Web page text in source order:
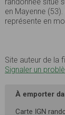
en Mayenne
représente en
Site auteur de la
Signaler un
À emporter
Carte IGN